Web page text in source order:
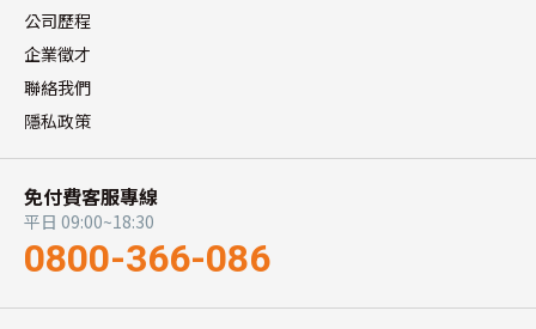
公司歷程
企業徵才
聯絡我們
隱私政策
免付費客服專線
平日 09:00~18:30
0800-366-086